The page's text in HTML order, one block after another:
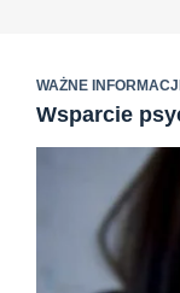
WAŻNE
Wsparcie